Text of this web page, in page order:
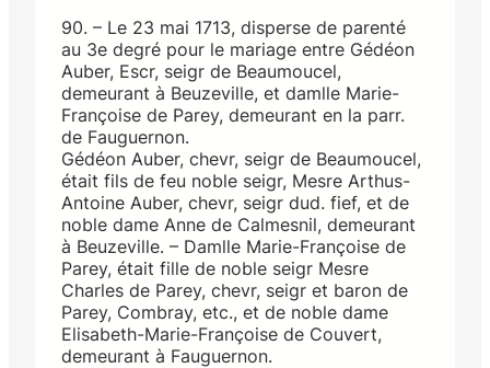
90. – Le 23 mai 1713, disperse de parenté
au 3e degré pour le mariage entre Gédéon
Auber, Escr, seigr de Beaumoucel,
demeurant à Beuzeville, et damlle Marie-
Françoise de Parey, demeurant en la parr.
de Fauguernon.
Gédéon Auber, chevr, seigr de Beaumoucel,
était fils de feu noble seigr, Mesre Arthus-
Antoine Auber, chevr, seigr dud. fief, et de
noble dame Anne de Calmesnil, demeurant
à Beuzeville. – Damlle Marie-Françoise de
Parey, était fille de noble seigr Mesre
Charles de Parey, chevr, seigr et baron de
Parey, Combray, etc., et de noble dame
Elisabeth-Marie-Françoise de Couvert,
demeurant à Fauguernon.